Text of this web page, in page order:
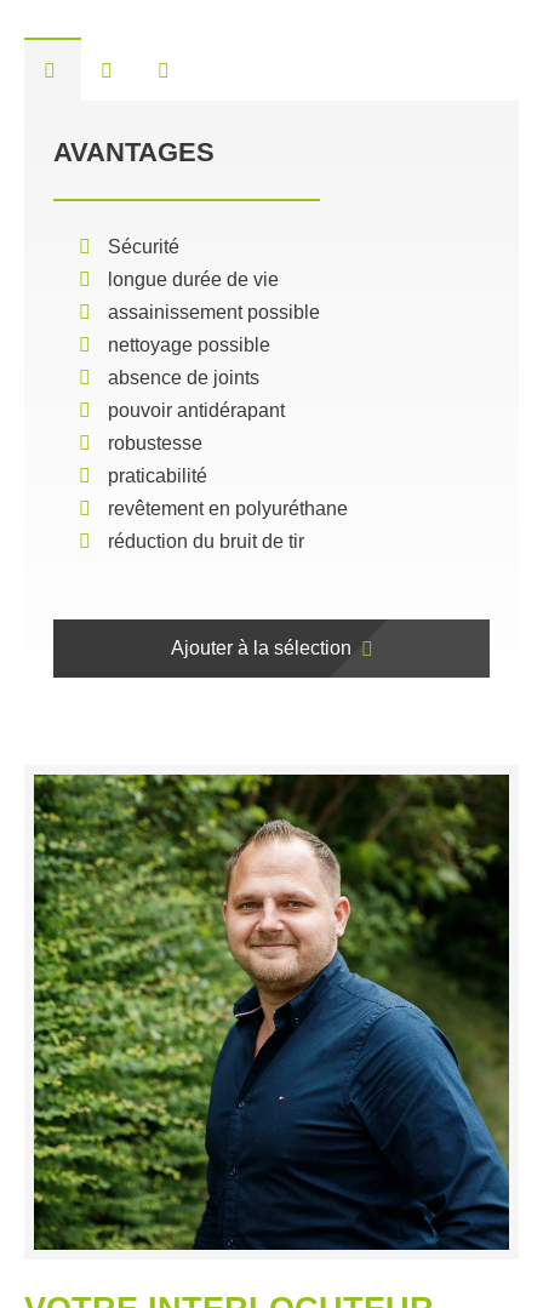
AVANTAGES
Sécurité
longue durée de vie
assainissement possible
nettoyage possible
absence de joints
pouvoir antidérapant
robustesse
praticabilité
revêtement en polyuréthane
réduction du bruit de tir
Ajouter à la sélection